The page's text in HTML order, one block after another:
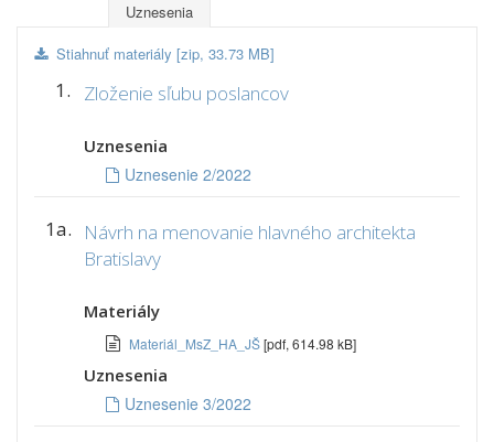
Uznesenia
Stiahnuť materiály [zip, 33.73 MB]
1. Zloženie sľubu poslancov
Uznesenia
Uznesenie 2/2022
1a.
Návrh na menovanie hlavného architekta
Bratislavy
Materiály
Materiál_MsZ_HA_JŠ[pdf, 614.98 kB]
Uznesenia
Uznesenie 3/2022